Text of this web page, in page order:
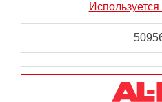
Используется